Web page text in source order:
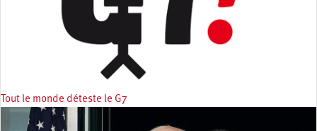
Tout le monde déteste le G7